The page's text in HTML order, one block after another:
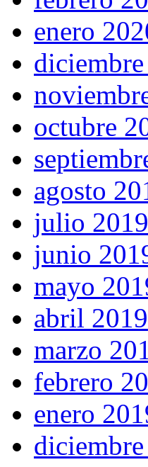
enero
octubre
agosto
julio 2019
junio
mayo
abril 2019
marzo
febrero
enero